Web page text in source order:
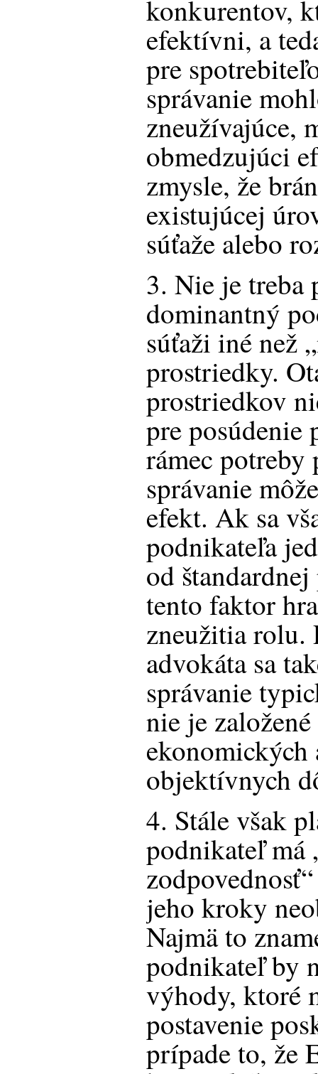
konkurentov,
efektívni, a
pre
správanie
zneužívajúce,
obmedzujúci
zmysle, že
existujúcej
súťaže alebo
3. Nie je treba
dominantný
súťaži iné než
prostriedky.
prostriedkov
pre posúdenie
rámec potreby
správanie
efekt. Ak sa
podnikateľa
od
tento faktor
zneužitia rolu.
advokáta sa
správanie
nie je
objektívnych
4. Stále však
podnikateľ má
jeho kroky
Najmä to
podnikateľ by
výhody, ktoré
postavenie
prípade to, že